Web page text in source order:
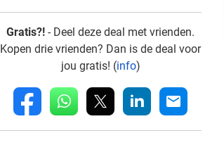
Gratis?! - Deel deze deal met vrienden.
Kopen drie vrienden? Dan is de deal voor
jou gratis! (info)
fb whatsapp linkedin mail